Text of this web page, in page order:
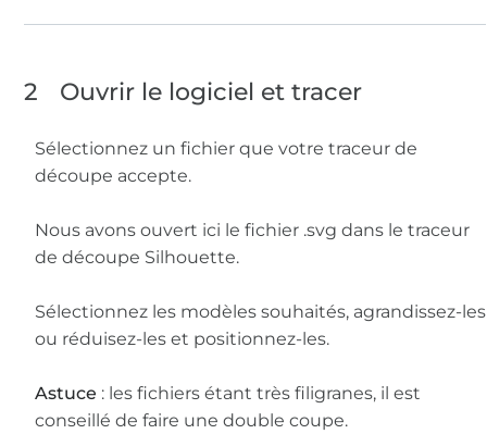
2 Ouvrir le logiciel et tracer
Sélectionnez un fichier que votre traceur de
découpe accepte.
Nous avons ouvert ici le fichier .svg dans le traceur
de découpe Silhouette.
Sélectionnez les modèles souhaités, agrandissez-les
ou réduisez-les et positionnez-les.
Astuce : les fichiers étant très filigranes, il est
conseillé de faire une double coupe.